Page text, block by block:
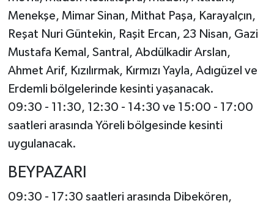
Menekşe, Mimar Sinan, Mithat Paşa, Karayalçın,
Reşat Nuri Güntekin, Raşit Ercan, 23 Nisan, Gazi
Mustafa Kemal, Santral, Abdülkadir Arslan,
Ahmet Arif, Kızılırmak, Kırmızı Yayla, Adıgüzel ve
Erdemli bölgelerinde kesinti yaşanacak.
09:30 - 11:30, 12:30 - 14:30 ve 15:00 - 17:00
saatleri arasında Yöreli bölgesinde kesinti
uygulanacak.
BEYPAZARI
09:30 - 17:30 saatleri arasında Dibekören,